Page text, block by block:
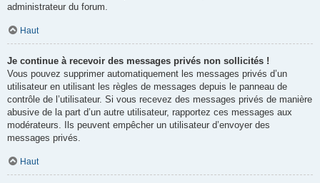
administrateur du forum.
Haut
Je continue à recevoir des messages privés non sollicités !
Vous pouvez supprimer automatiquement les messages privés d’un
utilisateur en utilisant les règles de messages depuis le panneau de
contrôle de l’utilisateur. Si vous recevez des messages privés de manière
abusive de la part d’un autre utilisateur, rapportez ces messages aux
modérateurs. Ils peuvent empêcher un utilisateur d’envoyer des
messages privés.
Haut